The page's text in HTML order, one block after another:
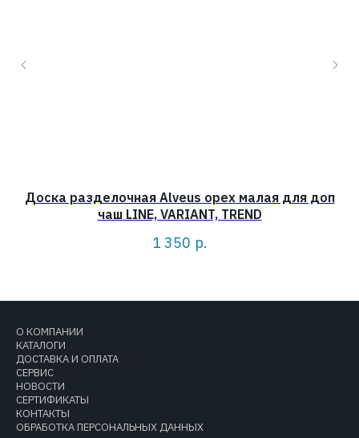
Доска разделочная Alveus орех малая для доп
чаш LINE, VARIANT, TREND
1 350 р.
О КОМПАНИИ
КАТАЛОГИ
ДОСТАВКА И ОПЛАТА
СЕРВИС
НОВОСТИ
СЕРТИФИКАТЫ
КОНТАКТЫ
ОБРАБОТКА ПЕРСОНАЛЬНЫХ ДАННЫХ